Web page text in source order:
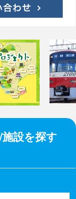
設を探す